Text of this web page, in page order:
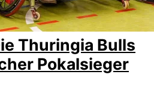
Thuringia Bulls
Pokalsieger